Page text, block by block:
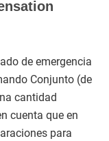
de emergencia
Conjunto (de
cantidad
cuenta que en
para